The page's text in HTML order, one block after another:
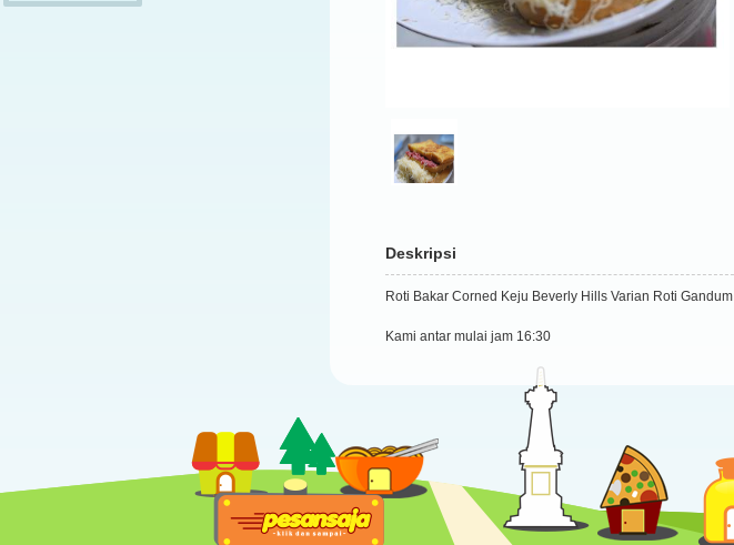
Deskripsi
Roti Bakar Corned Keju Beverly Hills Varian Roti Gandum
Kami antar mulai jam 16:30